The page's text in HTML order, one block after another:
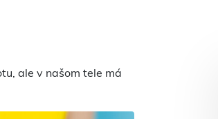
ale v našom tele má